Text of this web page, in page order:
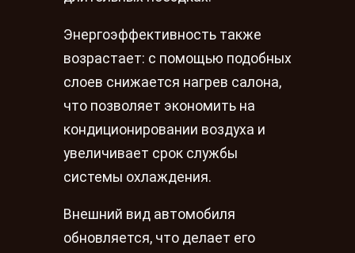
Энергоэффективность также
возрастает: с помощью подобных
слоев снижается нагрев салона,
что позволяет экономить на
кондиционировании воздуха и
увеличивает срок службы
системы охлаждения.
Внешний вид автомобиля
обновляется, что делает его